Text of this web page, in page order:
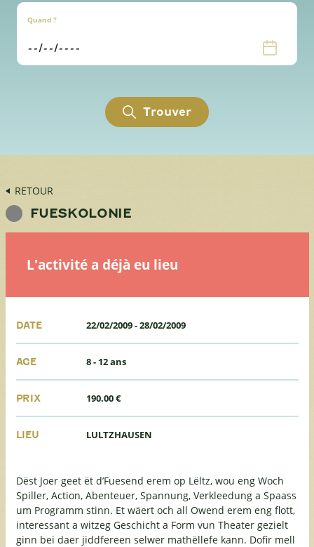
Quand ?
Trouver
RETOUR
FUESKOLONIE
L'activité a déjà eu lieu
DATE 22/02/2009-28/02/2009
AGE 8 - 12 ans
PRIX 190.00 €
LIEU LULTZHAUSEN
Dëst Joer geet ët d’Fuesend erem op Lëltz, wou eng Woch
Spiller, Action, Abenteuer, Spannung, Verkleedung a Spaass
um Programm stinn. Et wäert och all Owend erem eng flott,
interessant a witzeg Geschicht a Form vun Theater gezielt
ginn bei daer jiddfereen selwer mathëllefe kann. Dofir mell